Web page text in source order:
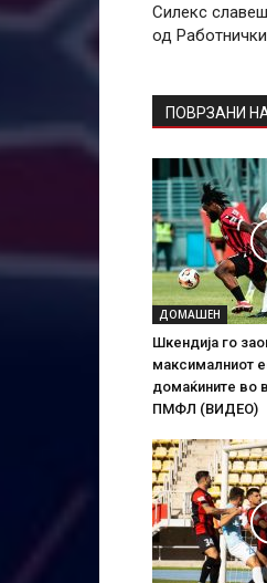
Силекс
од
ПОВРЗАНИ
ДОМАШЕН
Шкендија го
максималниот
домаќините во
ПМФЛ (ВИДЕО)